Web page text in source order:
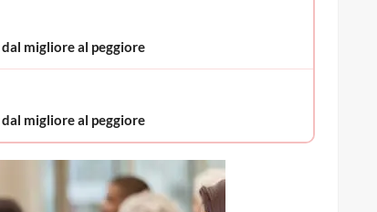
migliore al peggiore
migliore al peggiore